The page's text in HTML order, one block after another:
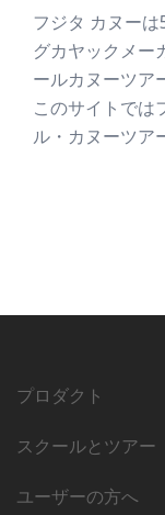
フジタ カヌー
グカヤックメー
ールカヌーツア
このサイトでは
ル・カヌーツア
プロダクト
スクールとツアー
ユーザーの方へ